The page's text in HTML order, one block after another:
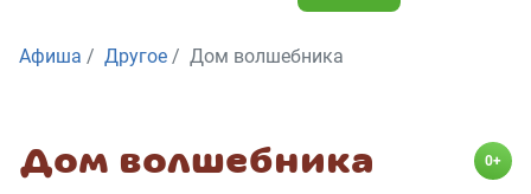
Афиша Другое Дом волшебника
Дом волшебника 0+